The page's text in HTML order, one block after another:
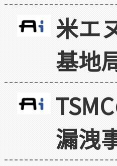
米エ
基地
漏洩